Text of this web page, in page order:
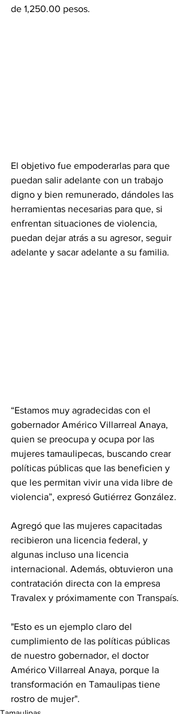
de 1,250.00 pesos.
El objetivo fue empoderarlas para que
puedan salir adelante con un trabajo
digno y bien remunerado, dándoles las
herramientas necesarias para que, si
enfrentan situaciones de violencia,
puedan dejar atrás a su agresor, seguir
adelante y sacar adelante a su familia.
“Estamos muy agradecidas con el
gobernador Américo Villarreal Anaya,
quien se preocupa y ocupa por las
mujeres tamaulipecas, buscando crear
políticas públicas que las beneficien y
que les permitan vivir una vida libre de
violencia”, expresó Gutiérrez González.
Agregó que las mujeres capacitadas
recibieron una licencia federal, y
algunas incluso una licencia
internacional. Además, obtuvieron una
contratación directa con la empresa
Travalex y próximamente con Transpaís.
"Esto es un ejemplo claro del
cumplimiento de las políticas públicas
de nuestro gobernador, el doctor
Américo Villarreal Anaya, porque la
transformación en Tamaulipas tiene
rostro de mujer".